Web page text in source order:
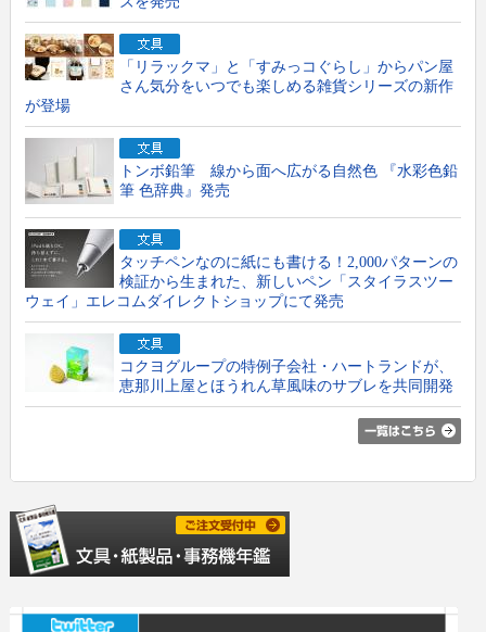
「リラックマ」と「すみっコぐらし」からパン屋
さん気分をいつでも楽しめる雑貨シリーズの新作
が登場
トンボ鉛筆 線から面へ広がる自然色 『水彩色鉛
筆 色辞典』発売
タッチペンなのに紙にも書ける！2,000パターンの
検証から生まれた、新しいペン「スタイラスツー
ウェイ」エレコムダイレクトショップにて発売
コクヨグループの特例子会社・ハートランドが、
恵那川上屋とほうれん草風味のサブレを共同開発